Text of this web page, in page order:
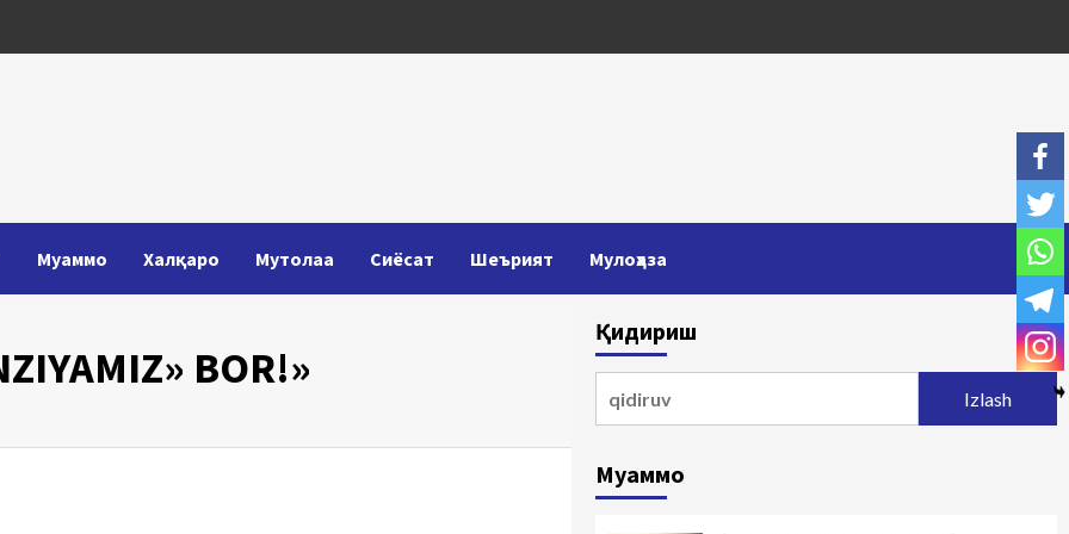
Муаммо Халқаро Мутолаа Сиёсат Шеърият Мулоҳаза
BOR!»
Қидириш
Муаммо